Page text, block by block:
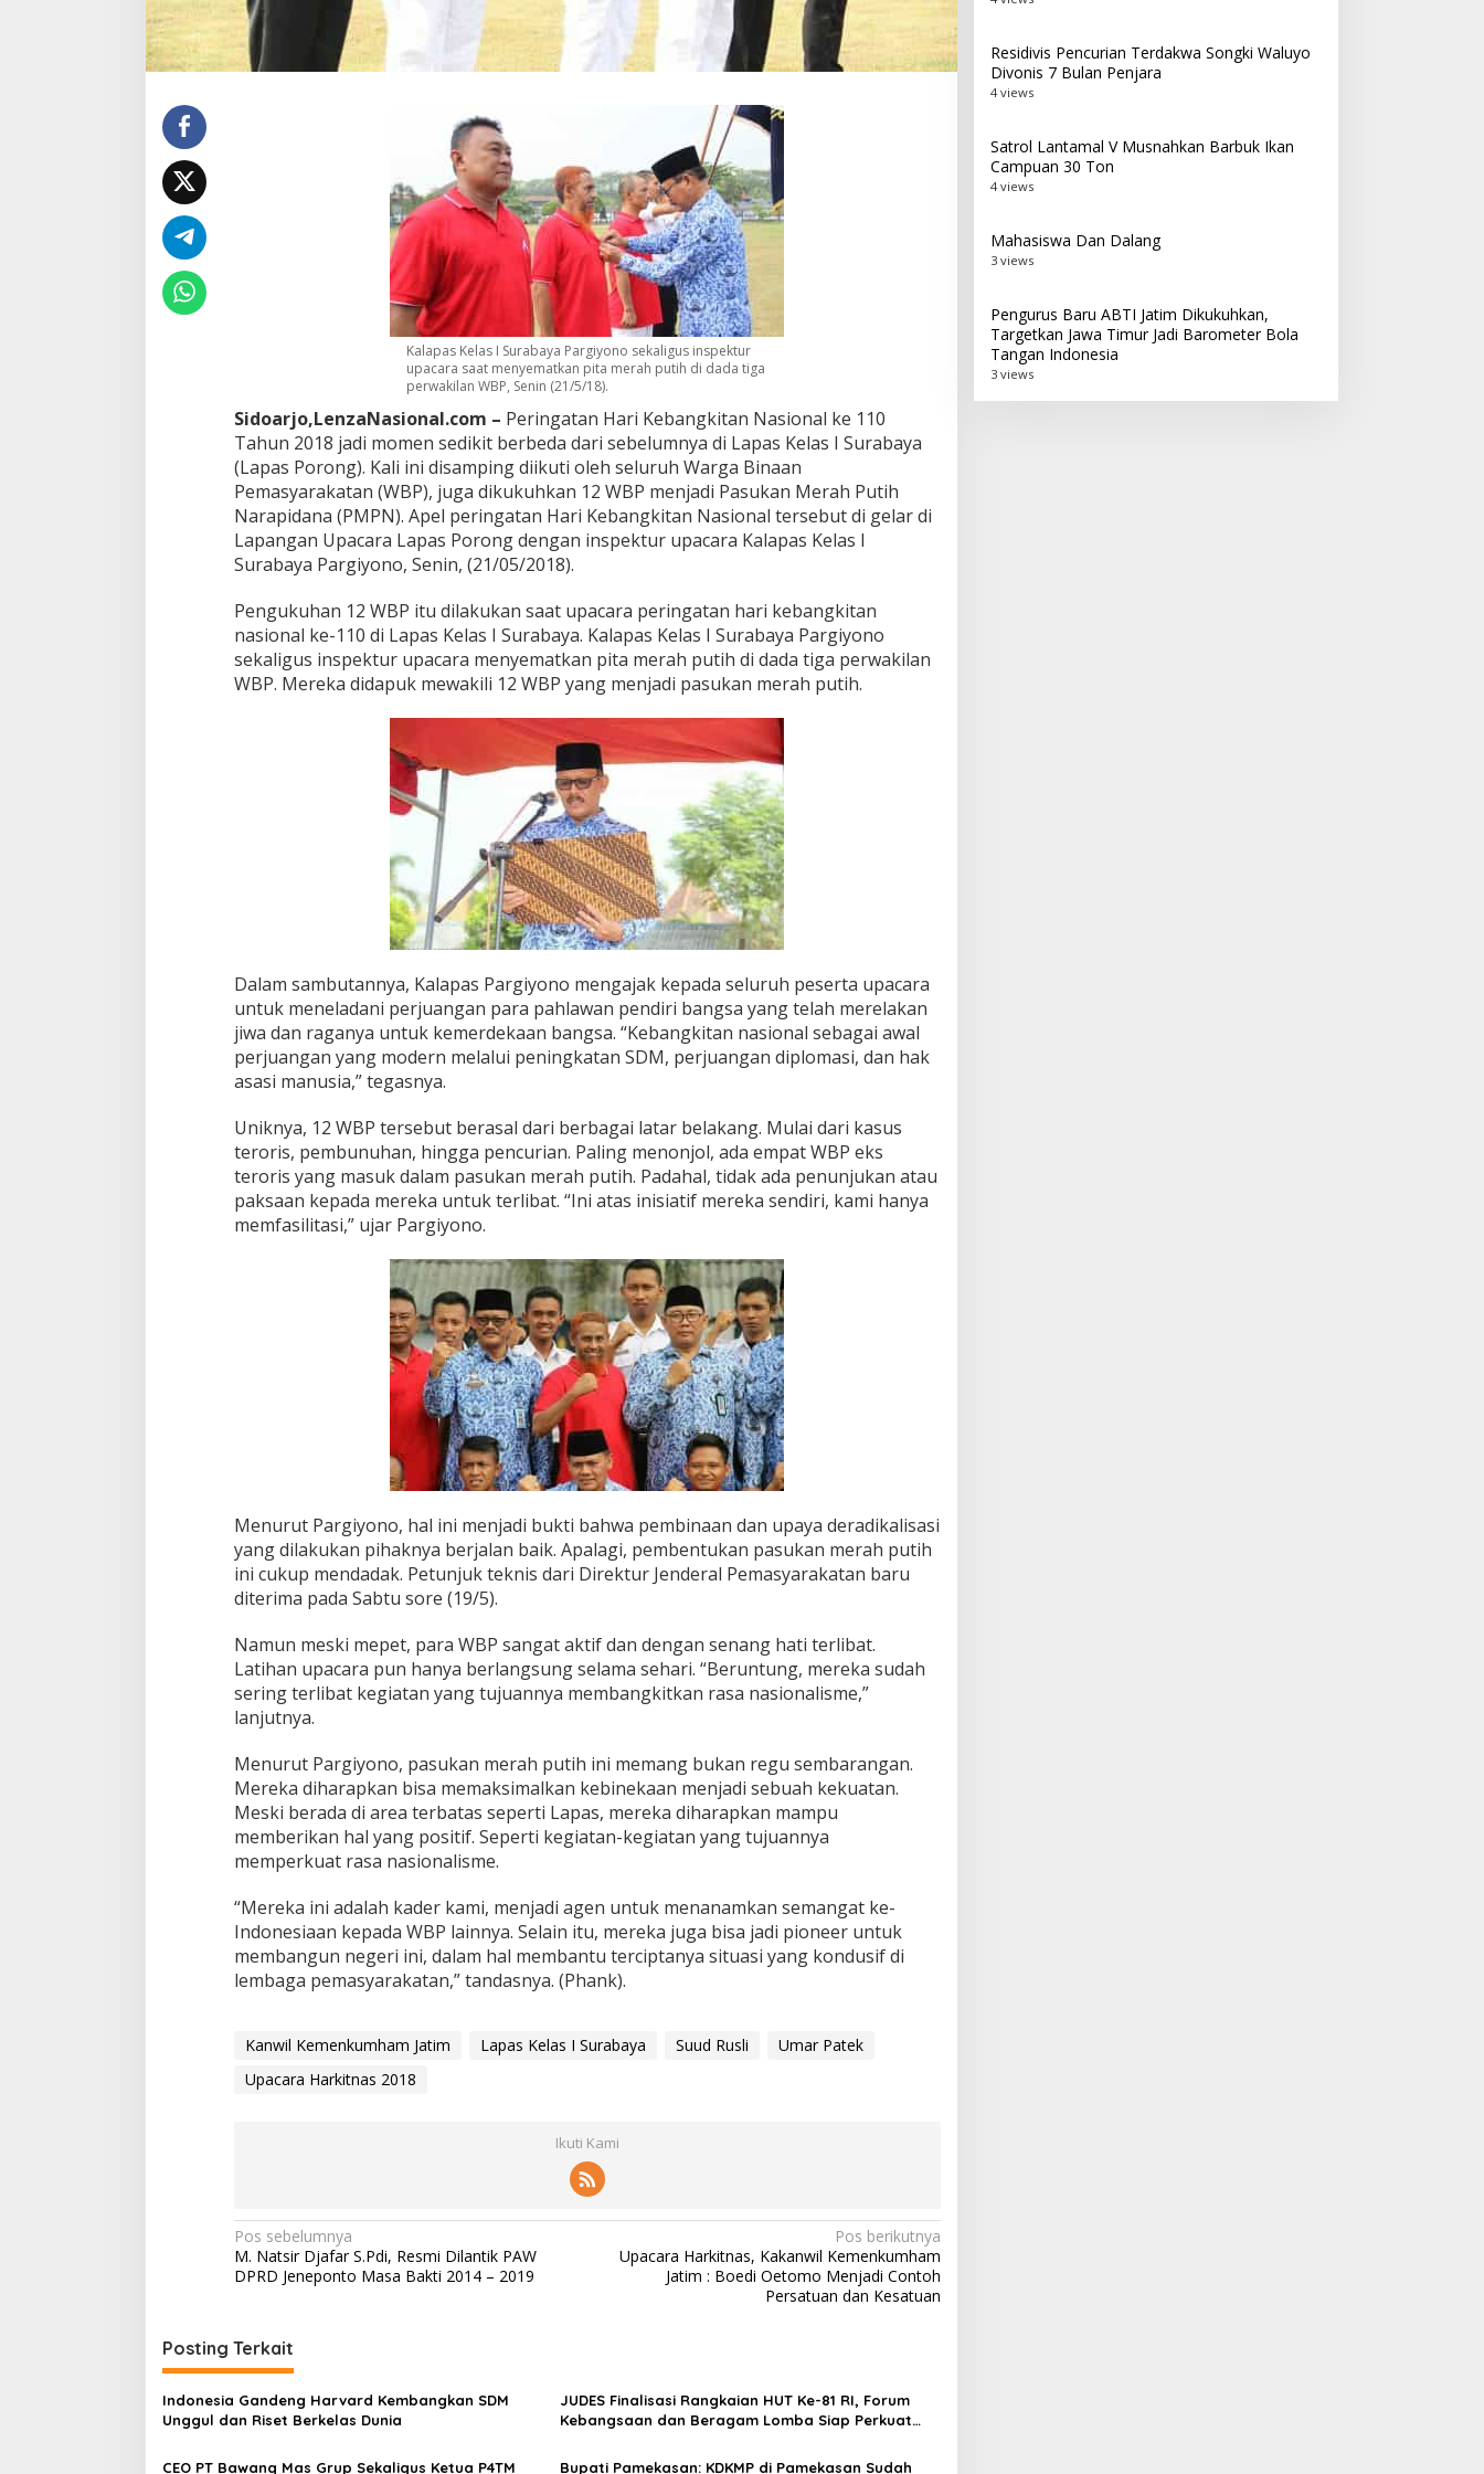
e
b
g
t
i
h
Kalapas Kelas I Surabaya Pargiyono sekaligus inspektur
upacara saat menyematkan pita merah putih di dada tiga
perwakilan WBP, Senin (21/5/18).
Sidoarjo,LenzaNasional.com – Peringatan Hari Kebangkitan Nasional ke 110
Tahun 2018 jadi momen sedikit berbeda dari sebelumnya di Lapas Kelas I Surabaya
(Lapas Porong). Kali ini disamping diikuti oleh seluruh Warga Binaan
Pemasyarakatan (WBP), juga dikukuhkan 12 WBP menjadi Pasukan Merah Putih
Narapidana (PMPN). Apel peringatan Hari Kebangkitan Nasional tersebut di gelar di
Lapangan Upacara Lapas Porong dengan inspektur upacara Kalapas Kelas I
Surabaya Pargiyono, Senin, (21/05/2018).
Pengukuhan 12 WBP itu dilakukan saat upacara peringatan hari kebangkitan
nasional ke-110 di Lapas Kelas I Surabaya. Kalapas Kelas I Surabaya Pargiyono
sekaligus inspektur upacara menyematkan pita merah putih di dada tiga perwakilan
WBP. Mereka didapuk mewakili 12 WBP yang menjadi pasukan merah putih.
Dalam sambutannya, Kalapas Pargiyono mengajak kepada seluruh peserta upacara
untuk meneladani perjuangan para pahlawan pendiri bangsa yang telah merelakan
jiwa dan raganya untuk kemerdekaan bangsa. “Kebangkitan nasional sebagai awal
perjuangan yang modern melalui peningkatan SDM, perjuangan diplomasi, dan hak
asasi manusia,” tegasnya.
Uniknya, 12 WBP tersebut berasal dari berbagai latar belakang. Mulai dari kasus
teroris, pembunuhan, hingga pencurian. Paling menonjol, ada empat WBP eks
teroris yang masuk dalam pasukan merah putih. Padahal, tidak ada penunjukan atau
paksaan kepada mereka untuk terlibat. “Ini atas inisiatif mereka sendiri, kami hanya
memfasilitasi,” ujar Pargiyono.
Menurut Pargiyono, hal ini menjadi bukti bahwa pembinaan dan upaya deradikalisasi
yang dilakukan pihaknya berjalan baik. Apalagi, pembentukan pasukan merah putih
ini cukup mendadak. Petunjuk teknis dari Direktur Jenderal Pemasyarakatan baru
diterima pada Sabtu sore (19/5).
Namun meski mepet, para WBP sangat aktif dan dengan senang hati terlibat.
Latihan upacara pun hanya berlangsung selama sehari. “Beruntung, mereka sudah
sering terlibat kegiatan yang tujuannya membangkitkan rasa nasionalisme,”
lanjutnya.
Menurut Pargiyono, pasukan merah putih ini memang bukan regu sembarangan.
Mereka diharapkan bisa memaksimalkan kebinekaan menjadi sebuah kekuatan.
Meski berada di area terbatas seperti Lapas, mereka diharapkan mampu
memberikan hal yang positif. Seperti kegiatan-kegiatan yang tujuannya
memperkuat rasa nasionalisme.
“Mereka ini adalah kader kami, menjadi agen untuk menanamkan semangat ke-
Indonesiaan kepada WBP lainnya. Selain itu, mereka juga bisa jadi pioneer untuk
membangun negeri ini, dalam hal membantu terciptanya situasi yang kondusif di
lembaga pemasyarakatan,” tandasnya. (Phank).
Kanwil Kemenkumham Jatim Lapas Kelas I Surabaya Suud Rusli
Umar Patek
Upacara Harkitnas 2018
Ikuti Kami
N
a
i
g
a
s
i
Pos sebelumnya
M. Natsir Djafar S.Pdi, Resmi Dilantik PAW
DPRD Jeneponto Masa Bakti 2014 – 2019
Pos berikutnya
Upacara Harkitnas, Kakanwil Kemenkumham
Jatim : Boedi Oetomo Menjadi Contoh
Persatuan dan Kesatuan
Posting Terkait
Indonesia Gandeng Harvard Kembangkan SDM
Unggul dan Riset Berkelas Dunia
JUDES Finalisasi Rangkaian HUT Ke-81 RI, Forum
Kebangsaan dan Beragam Lomba Siap Perkuat
CEO PT Bawang Mas Grup Sekaligus Ketua P4TM
Bupati Pamekasan: KDKMP di Pamekasan Sudah
Residivis Pencurian Terdakwa Songki Waluyo
Divonis 7 Bulan Penjara
4 views
Satrol Lantamal V Musnahkan Barbuk Ikan
Campuan 30 Ton
4 views
Mahasiswa Dan Dalang
3 views
Pengurus Baru ABTI Jatim Dikukuhkan,
Targetkan Jawa Timur Jadi Barometer Bola
Tangan Indonesia
3 views